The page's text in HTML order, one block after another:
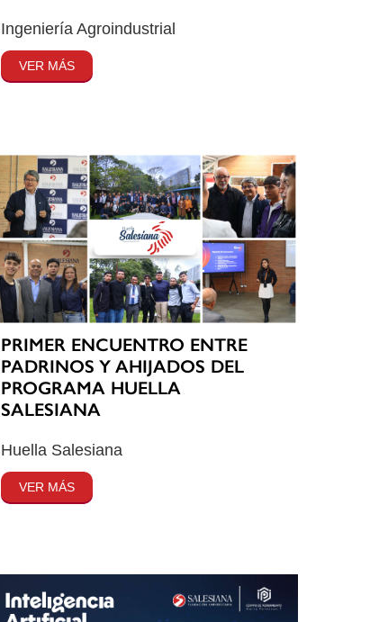
Ingeniería Agroindustrial
VER MÁS
PRIMER ENCUENTRO ENTRE
PADRINOS Y AHIJADOS DEL
PROGRAMA HUELLA
SALESIANA
Huella Salesiana
VER MÁS